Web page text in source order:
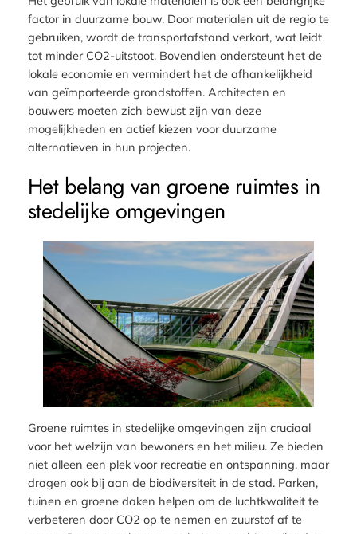
factor in duurzame bouw. Door materialen uit de regio te
gebruiken, wordt de transportafstand verkort, wat leidt
tot minder CO2-uitstoot. Bovendien ondersteunt het de
lokale economie en vermindert het de afhankelijkheid
van geïmporteerde grondstoffen. Architecten en
bouwers moeten zich bewust zijn van deze
mogelijkheden en actief kiezen voor duurzame
alternatieven in hun projecten.
Het belang van groene ruimtes in
stedelijke omgevingen
Groene ruimtes in stedelijke omgevingen zijn cruciaal
voor het welzijn van bewoners en het milieu. Ze bieden
niet alleen een plek voor recreatie en ontspanning, maar
dragen ook bij aan de biodiversiteit in de stad. Parken,
tuinen en groene daken helpen om de luchtkwaliteit te
verbeteren door CO2 op te nemen en zuurstof af te